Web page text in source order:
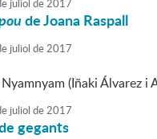
juliol de2017
de Joana Raspall
juliol de2017
(Iñaki Álvarez i
juliol de2017
gegants